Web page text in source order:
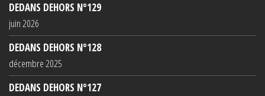
DEDANS DEHORS N°129
juin 2026
DEDANS DEHORS N°128
décembre 2025
DEDANS DEHORS N°127